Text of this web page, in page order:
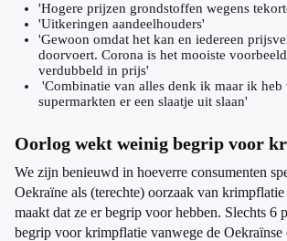
'Hogere prijzen grondstoffen wegens
'Uitkeringen aandeelhouders'
'Gewoon omdat het kan en iedereen
doorvoert. Corona is het mooiste
verdubbeld in prijs'
'Combinatie van alles denk ik maar ik heb
supermarkten er een slaatje uit slaan'
Oorlog wekt weinig begrip voor
We zijn benieuwd in hoeverre consumenten
Oekraïne als (terechte) oorzaak van
maakt dat ze er begrip voor hebben. Slechts 6
begrip voor krimpflatie vanwege de Oekraïnse